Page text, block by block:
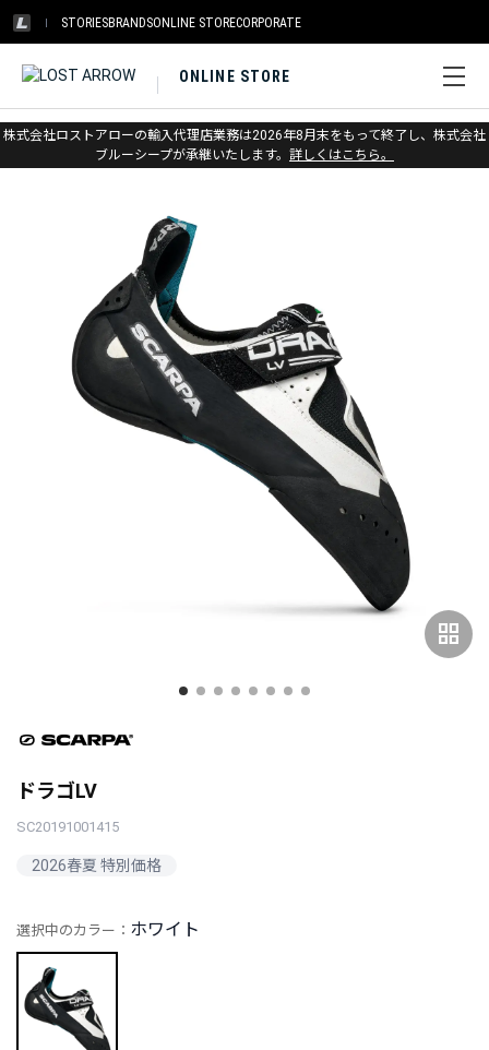
STORIESBRANDSONLINE STORECORPORATE
ONLINE STORE
株式会社ロストアローの輸入代理店業務は2026年8月末をもって終了し、株式会社
ブルーシープが承継いたします。 詳しくはこちら。
ホーム > スカルパ > クライミング
grid_view
ドラゴLV
SC20191001415
2026春夏 特別価格
選択中のカラー： ホワイト